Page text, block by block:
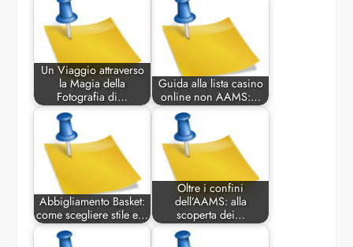
Un Viaggio attraverso
la Magia della
Fotografia di…
Guida alla lista casino
online non AAMS:…
Abbigliamento Basket:
come scegliere stile e…
Oltre i confini
dell’AAMS: alla
scoperta dei…